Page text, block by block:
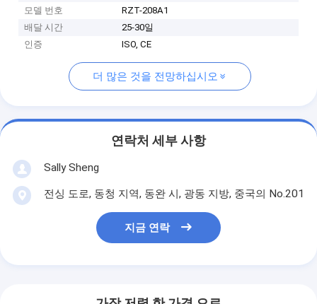
모델 번호
RZT-208A1
배달 시간
25-30일
인증
ISO, CE
더 많은 것을 전망하십시오
연락처 세부 사항
Sally Sheng
전싱 도로, 동청 지역, 동완 시, 광동 지방, 중국의 No.201
지금 연락